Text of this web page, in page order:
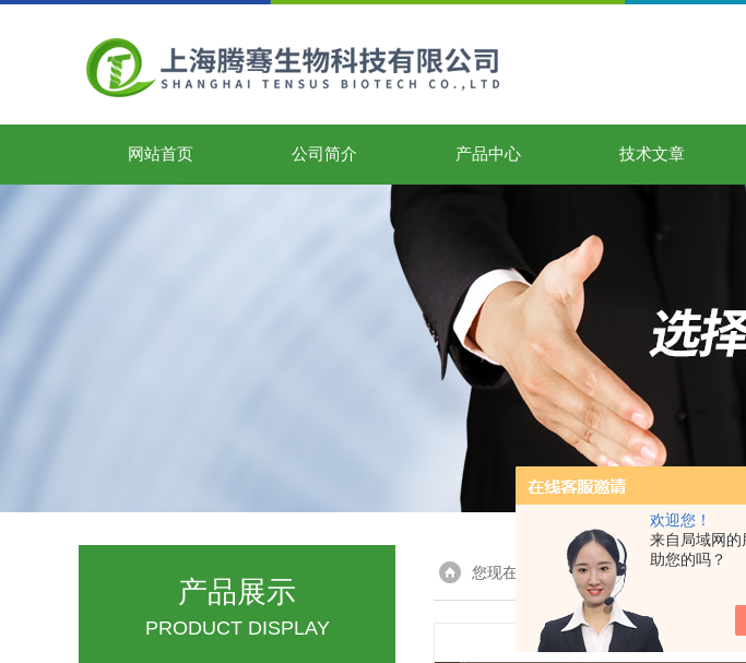
欢迎您！
来自局域网
助您的吗？
网站首页 公司简介 产品中心 技术文章
产品展示
PRODUCT DISPLAY
您现在的位置：首页> 产品展示 > >